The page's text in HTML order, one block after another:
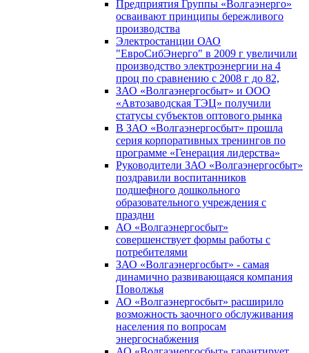
Предприятия Группы «Волгаэнерго»
осваивают принципы бережливого
производства
Электростанции ОАО
"ЕвроСибЭнерго" в 2009 г увеличили
производство электроэнергии на 4
проц по сравнению с 2008 г до 82,
ЗАО «Волгаэнергосбыт» и ООО
«Автозаводская ТЭЦ» получили
статусы субъектов оптового рынка
В ЗАО «Волгаэнергосбыт» прошла
серия корпоративных тренингов по
программе «Генерация лидерства»
Руководители ЗАО «Волгаэнергосбыт»
поздравили воспитанников
подшефного дошкольного
образовательного учреждения с
праздни
АО «Волгаэнергосбыт»
совершенствует формы работы с
потребителями
ЗАО «Волгаэнергосбыт» - самая
динамично развивающаяся компания
Поволжья
АО «Волгаэнергосбыт» расширило
возможность заочного обслуживания
населения по вопросам
энергоснабжения